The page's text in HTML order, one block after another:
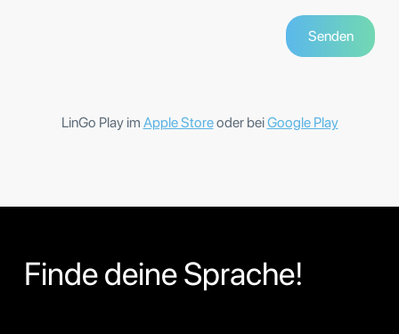
LinGo Play im Apple Storeoder beiGoogle Play
Finde deine Sprache!